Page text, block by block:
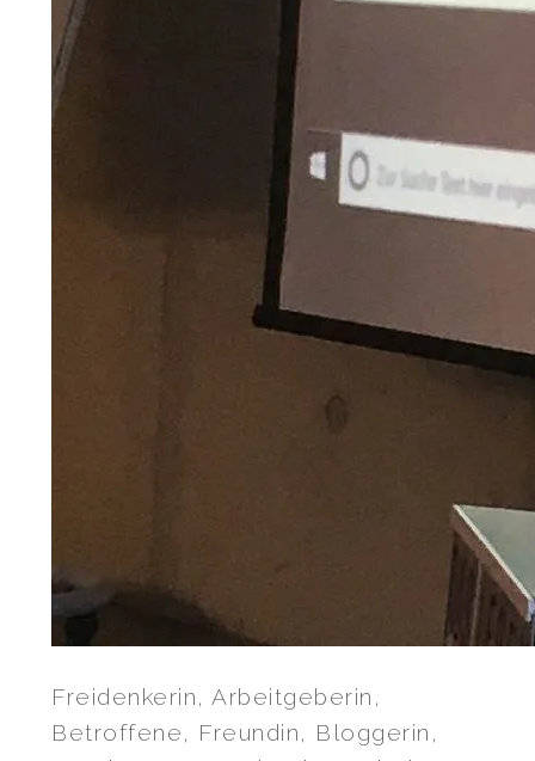
Freidenkerin, Arbeitgeberin,
Betroffene, Freundin, Bloggerin,